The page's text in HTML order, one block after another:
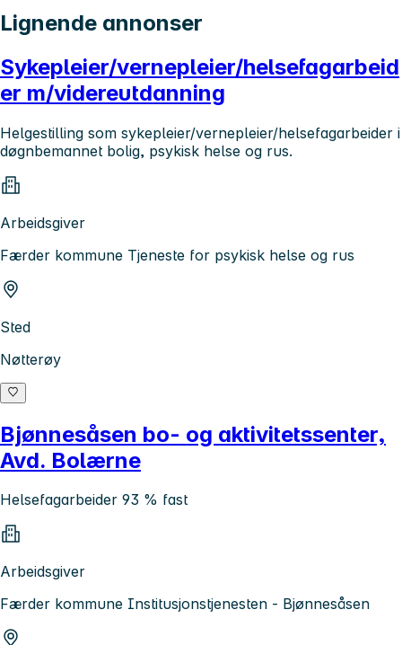
Lignende annonser
Sykepleier/vernepleier/helsefagarbeid
er m/videreutdanning
Helgestilling som sykepleier/vernepleier/helsefagarbeider i
døgnbemannet bolig, psykisk helse og rus.
Arbeidsgiver
Færder kommune Tjeneste for psykisk helse og rus
Sted
Nøtterøy
Bjønnesåsen bo- og aktivitetssenter,
Avd. Bolærne
Helsefagarbeider 93 % fast
Arbeidsgiver
Færder kommune Institusjonstjenesten - Bjønnesåsen